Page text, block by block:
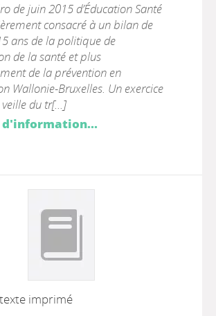
de juin 2015 d’Éducation Santé
consacré à un bilan de
ans de la politique de
de la santé et plus
de la prévention en
Wallonie-Bruxelles. Un exercice
du tr[...]
d'information...
imprimé